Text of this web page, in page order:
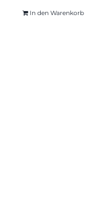
In den Warenkorb